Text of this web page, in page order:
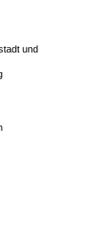
und